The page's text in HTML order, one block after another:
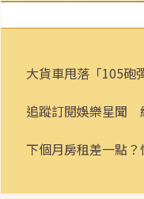
大貨車甩落「105砲
追蹤訂閱娛樂星聞
下個月房租差一點